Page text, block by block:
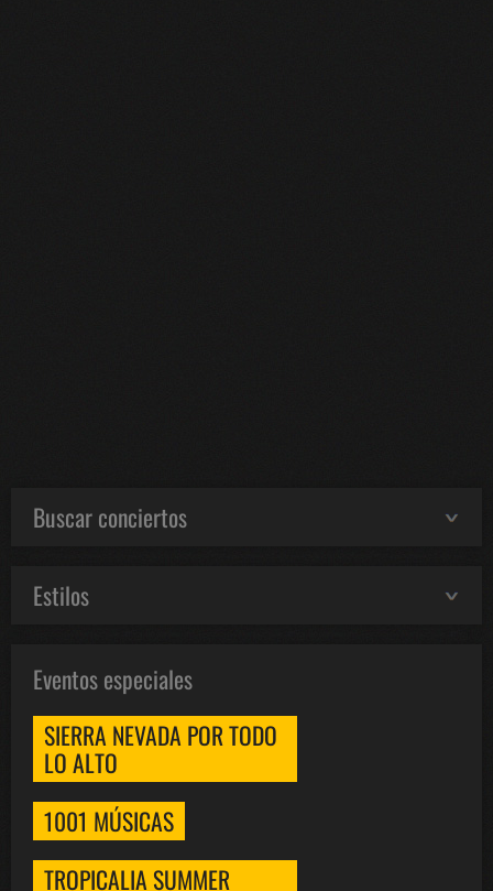
Buscar conciertos
Estilos
Eventos especiales
SIERRA NEVADA POR TODO
LO ALTO
1001 MÚSICAS
TROPICALIA SUMMER